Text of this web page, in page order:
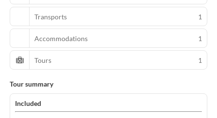
Transports 1
Accommodations 1
Tours 1
Tour summary
Included